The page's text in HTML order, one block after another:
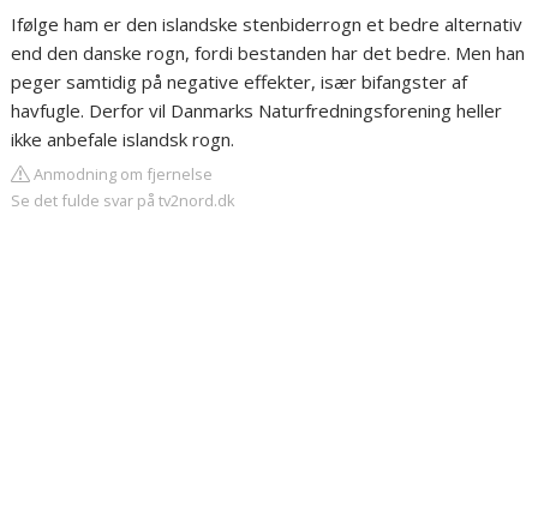
Ifølge ham er den islandske stenbiderrogn et bedre alternativ
end den danske rogn, fordi bestanden har det bedre. Men han
peger samtidig på negative effekter, især bifangster af
havfugle. Derfor vil Danmarks Naturfredningsforening heller
ikke anbefale islandsk rogn.
Anmodning om fjernelse
Se det fulde svar på tv2nord.dk